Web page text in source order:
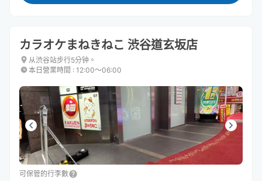
カラオケまねきねこ 渋谷道玄坂店
从渋谷站步行5分钟。
本日營業時間 : 12:00〜06:00
可保管的行李數